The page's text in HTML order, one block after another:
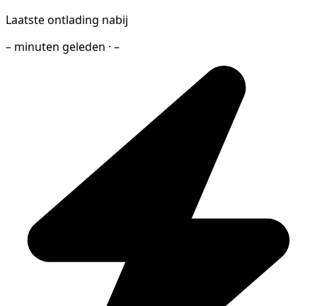
Laatste ontlading nabij
– minuten geleden · –